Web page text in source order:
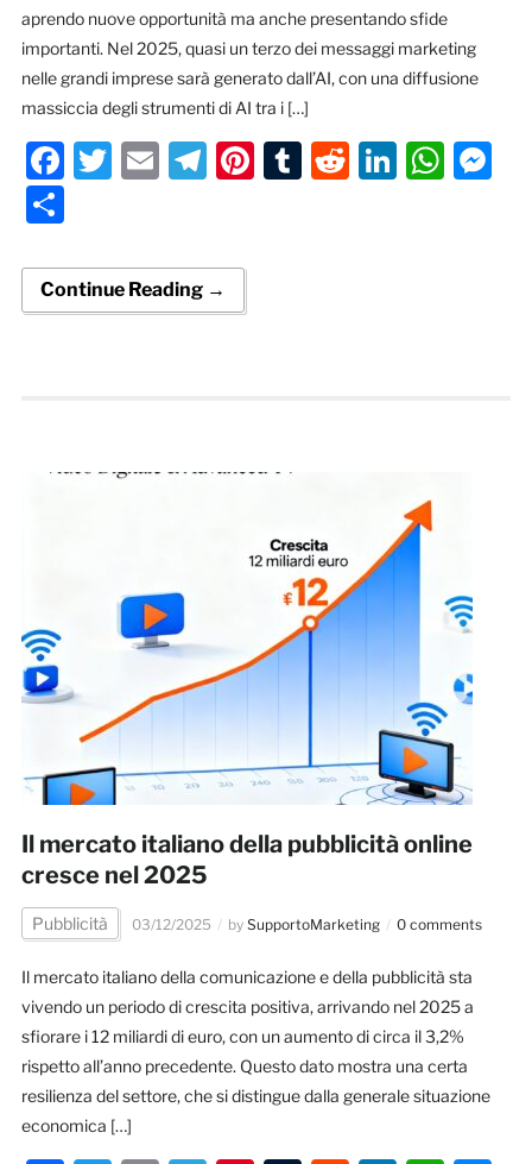
aprendo nuove opportunità ma anche presentando sfide
importanti. Nel 2025, quasi un terzo dei messaggi marketing
nelle grandi imprese sarà generato dall’AI, con una diffusione
massiccia degli strumenti di AI tra i […]
Facebook
Twitter
EmailTelegram
Pinterest
Tumblr
Reddit
Condividi
Continue Reading →
Il mercato italiano della pubblicità online
cresce nel 2025
Pubblicità 03/12/2025 by SupportoMarketing 0 comments
Il mercato italiano della comunicazione e della pubblicità sta
vivendo un periodo di crescita positiva, arrivando nel 2025 a
sfiorare i 12 miliardi di euro, con un aumento di circa il 3,2%
rispetto all’anno precedente. Questo dato mostra una certa
resilienza del settore, che si distingue dalla generale situazione
economica […]